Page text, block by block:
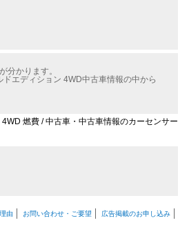
分かります。
エディション 4WD中古車情報の中から
燃費 / 中古車・中古車情報のカーセンサー
由 お問い合わせ・ご要望 広告掲載のお申し込み